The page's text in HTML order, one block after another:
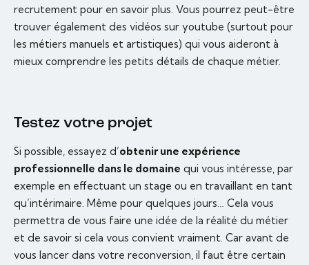
recrutement pour en savoir plus. Vous pourrez peut-être
trouver également des vidéos sur youtube (surtout pour
les métiers manuels et artistiques) qui vous aideront à
mieux comprendre les petits détails de chaque métier.
Testez votre projet
Si possible, essayez d’obtenir une expérience
professionnelle dans le domaine qui vous intéresse, par
exemple en effectuant un stage ou en travaillant en tant
qu’intérimaire. Même pour quelques jours… Cela vous
permettra de vous faire une idée de la réalité du métier
et de savoir si cela vous convient vraiment. Car avant de
vous lancer dans votre reconversion, il faut être certain